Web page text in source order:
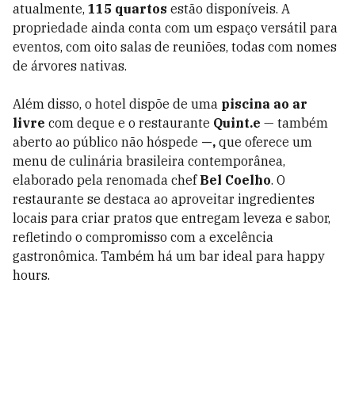
atualmente, 115 quartos estão disponíveis. A
propriedade ainda conta com um espaço versátil para
eventos, com oito salas de reuniões, todas com nomes
de árvores nativas.
Além disso, o hotel dispõe de uma piscina ao ar
livre com deque e o restaurante Quint.e — também
aberto ao público não hóspede —, que oferece um
menu de culinária brasileira contemporânea,
elaborado pela renomada chef Bel Coelho. O
restaurante se destaca ao aproveitar ingredientes
locais para criar pratos que entregam leveza e sabor,
refletindo o compromisso com a excelência
gastronômica. Também há um bar ideal para happy
hours.